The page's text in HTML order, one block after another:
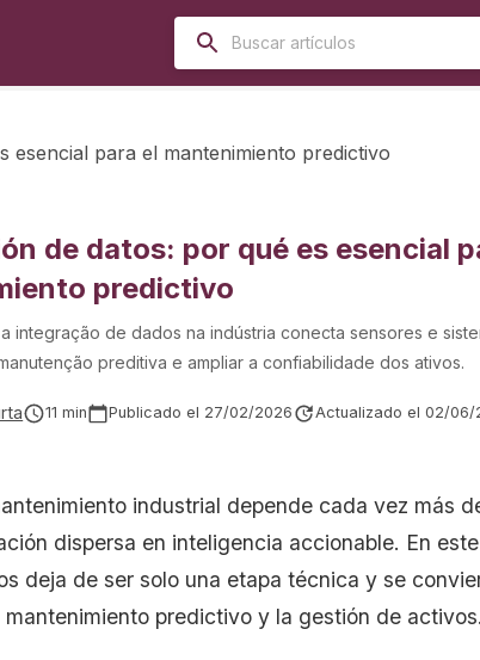
esencial para el mantenimiento predictivo
de datos: por qué es esencial
predictivo
integração de dados na indústria conecta sensores e
preditiva e ampliar a confiabilidade dos ativos.
11 min Publicado el 27/02/2026 Actualizado el 02/06/
industrial depende cada vez más
dispersa en inteligencia accionable. En
deja de ser solo una etapa técnica y se
predictivo y la gestión de activos.